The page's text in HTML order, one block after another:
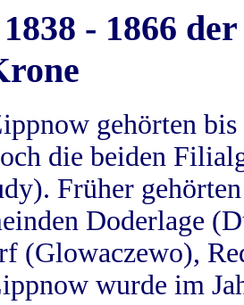
- 1866
gehörten
die beiden
Früher
Doderlage
(Glowaczewo),
wurde im